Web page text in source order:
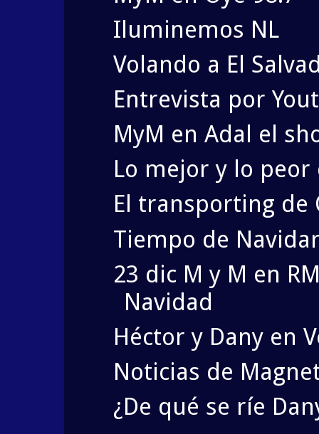
Iluminemos NL
Volando a El
Entrevista por
MyM en Adal el
Lo mejor y lo peor
El transporting de
Tiempo de
23 dic M y M en
Navidad
Héctor y Dany en
Noticias de
¿De qué se ríe